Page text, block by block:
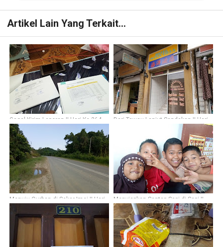
Artikel Lain Yang Terkait...
Gagal Kirim Laporan || Hari Ke-364
Dari Tawau Lanjut Sandakan || Hari
Menuju Qurban di Sekar Imej || Hari
Ke-347
Menyiapkan Santap Sapi di Sapi ||
Hari Ke-350